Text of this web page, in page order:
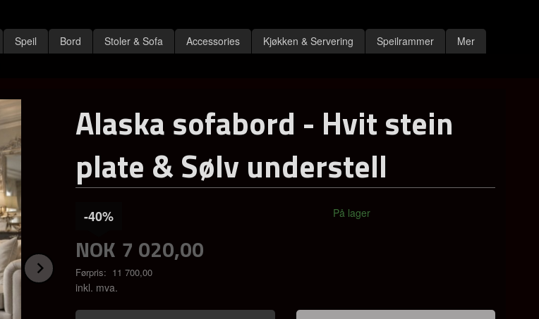
Speil Bord Stoler & Sofa Accessories Kjøkken & Servering Speilrammer Mer
Next
Alaska sofabord - Hvit stein
plate & Sølv understell
NOK 7 020,00
Førpris: 11 700,00
Rabatt
-40%
inkl. mva.
På lager